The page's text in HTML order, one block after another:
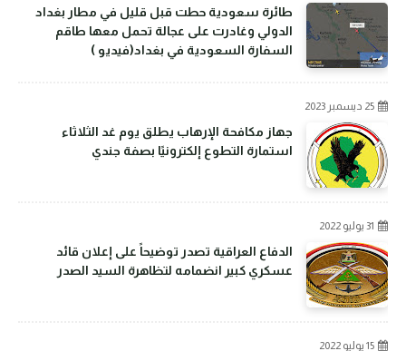
طائرة سعودية حطت قبل قليل في مطار بغداد
الدولي وغادرت على عجالة تحمل معها طاقم
السفارة السعودية في بغداد(فيديو )
25 ديسمبر 2023
جهاز مكافحة الإرهاب يطلق يوم غد الثلاثاء
استمارة التطوع إلكترونيًا بصفة جندي
31 يوليو 2022
الدفاع العراقية تصدر توضيحاً على إعلان قائد
عسكري كبير انضمامه لتظاهرة السيد الصدر
15 يوليو 2022